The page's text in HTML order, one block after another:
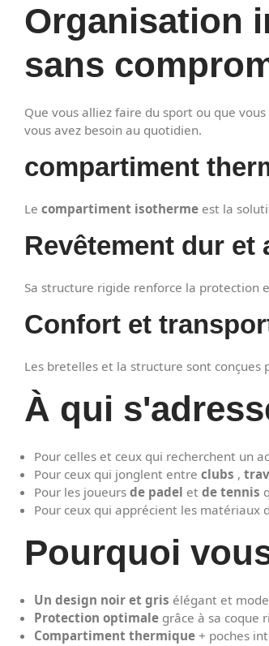
Organisation
sans
Que vous alliez faire du sport ou que
vous avez besoin au quotidien.
compartiment
Le compartiment isotherme est la
Revêtement dur
Sa structure rigide renforce la protection
Confort et
Les bretelles et la structure sont
À qui
Pour celles et ceux qui recherchent un
Pour ceux qui jonglent entre clubs ,
Pour les joueurs de padel et de tennis
Pour ceux qui apprécient les matériaux
Pourquoi
Un design noir et gris élégant et
Protection optimale grâce à sa coque
Compartiment thermique + poches